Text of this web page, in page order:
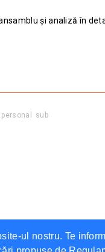
ul nostru. Te
și analiză în
sub